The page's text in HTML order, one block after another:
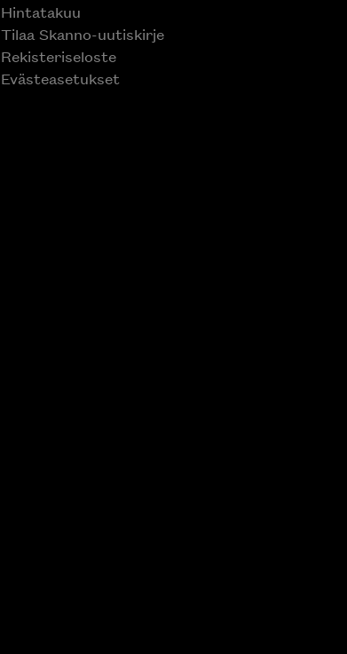
Hintatakuu
Tilaa Skanno-uutiskirje
Rekisteriseloste
Evästeasetukset